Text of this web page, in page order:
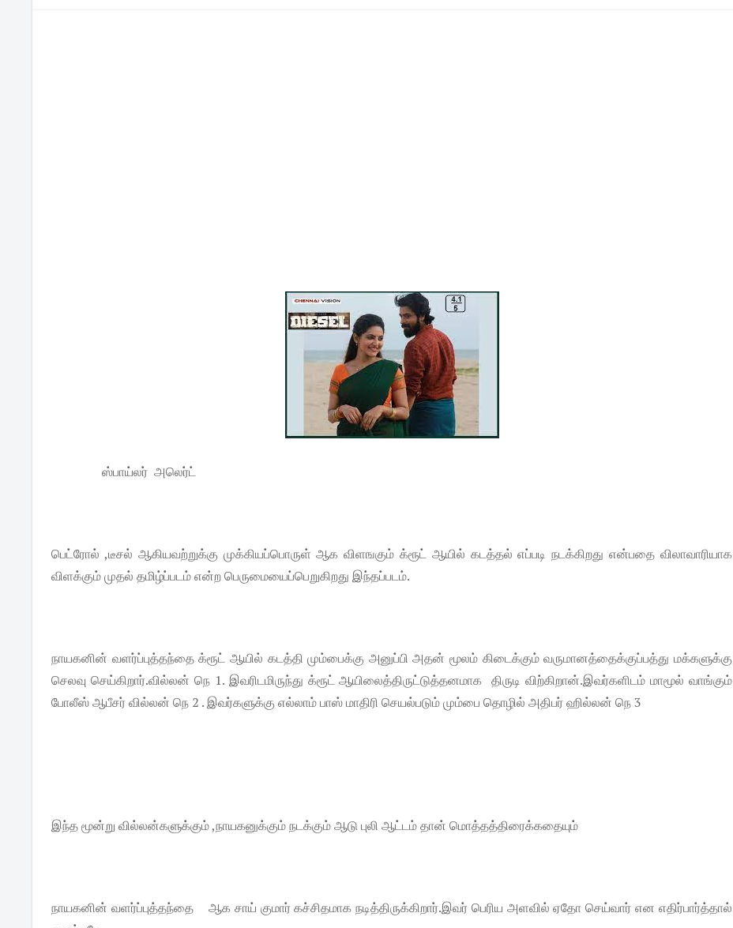
ஸ்பாய்லர் அலெர்ட்
பெட்ரோல் ,டீசல் ஆகியவற்றுக்கு முக்கியப்பொருள் ஆக விளஙகும் க்ரூட் ஆயில் கடத்தல் எப்படி நடக்கிறது என்பதை விலாவாரியாக
விளக்கும் முதல் தமிழ்ப்படம் என்ற பெருமையைப்பெறுகிறது இந்தப்படம்.
நாயகனின் வளர்ப்புத்தந்தை க்ரூட் ஆயில் கடத்தி மும்பைக்கு அனுப்பி அதன் மூலம் கிடைக்கும் வருமானத்தைக்குப்பத்து மக்களுக்கு
செலவு செய்கிறார்.வில்லன் நெ 1. இவரிடமிருந்து க்ரூட் ஆயிலைத்திருட்டுத்தனமாக திருடி விற்கிறான்.இவர்களிடம் மாமூல் வாங்கும்
போலீஸ் ஆபீசர் வில்லன் நெ 2 . இவர்களுக்கு எல்லாம் பாஸ் மாதிரி செயல்படும் மும்பை தொழில் அதிபர் ஹில்லன் நெ 3
இந்த மூன்று வில்லன்களுக்கும் ,நாயகனுக்கும் நடக்கும் ஆடு புலி ஆட்டம் தான் மொத்தத்திரைக்கதையும்
நாயகனின் வளர்ப்புத்தந்தை ஆக சாய் குமார் கச்சிதமாக நடித்திருக்கிறார்.இவர் பெரிய அளவில் ஏதோ செய்வார் என எதிர்பார்த்தால்